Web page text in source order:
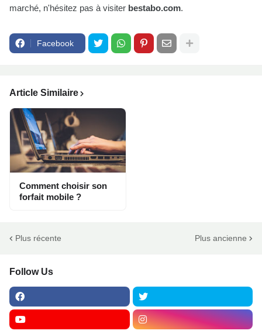
marché, n'hésitez pas à visiter bestabo.com.
Facebook
Article Similaire
Comment choisir son
forfait mobile ?
Plus récente Plus ancienne
Follow Us